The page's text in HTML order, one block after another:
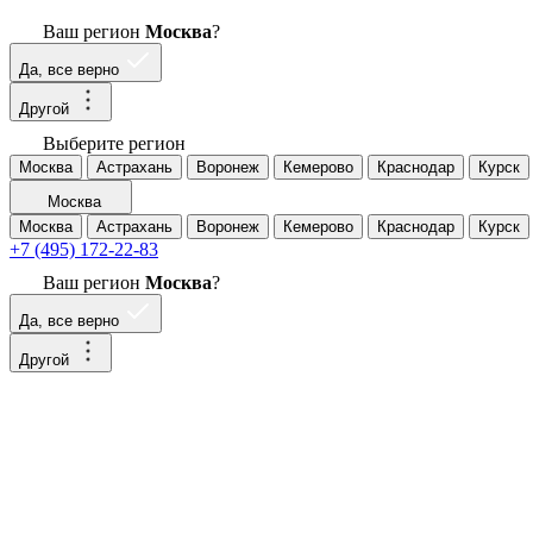
Ваш регион Москва?
Да, все верно
Другой
Выберите регион
Москва Астрахань Воронеж Кемерово Краснодар Курск
Москва
Москва
Астрахань Воронеж Кемерово Краснодар Курск
+7 (495) 172-22-83
Ваш регион Москва?
Да, все верно
Другой